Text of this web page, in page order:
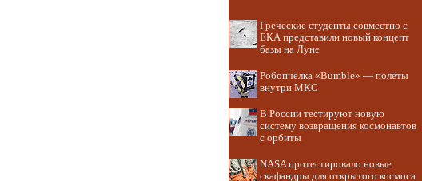
Греческие студенты совместно с
ЕКА представили новый концепт
базы на Луне
Робопчёлка «Bumble» — полёты
внутри МКС
В России тестируют новую
систему возвращения космонавтов
с орбиты
NASA протестировало новые
скафандры для открытого космоса